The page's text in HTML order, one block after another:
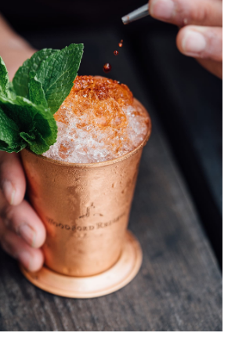
Island Ice Tea
DRINK & COCKTAIL